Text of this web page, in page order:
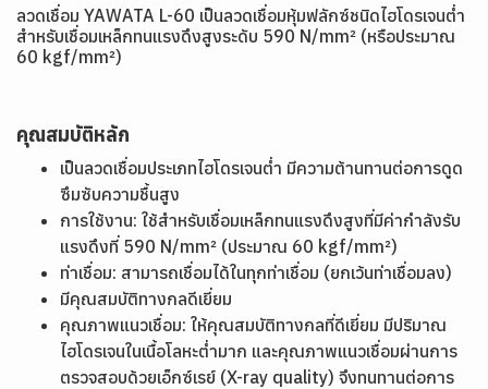
ลวดเชื่อม YAWATA L-60 เป็นลวดเชื่อมหุ้มฟลักซ์ชนิดไฮโดรเจนต่ำ
สำหรับเชื่อมเหล็กทนแรงดึงสูงระดับ 590 N/mm² (หรือประมาณ
60 kgf/mm²)
คุณสมบัติหลัก
เป็นลวดเชื่อมประเภทไฮโดรเจนต่ำ มีความต้านทานต่อการดูด
ซึมซับความชื้นสูง
การใช้งาน: ใช้สำหรับเชื่อมเหล็กทนแรงดึงสูงที่มีค่ากำลังรับ
แรงดึงที่ 590 N/mm² (ประมาณ 60 kgf/mm²)
ท่าเชื่อม: สามารถเชื่อมได้ในทุกท่าเชื่อม (ยกเว้นท่าเชื่อมลง)
มีคุณสมบัติทางกลดีเยี่ยม
คุณภาพแนวเชื่อม: ให้คุณสมบัติทางกลที่ดีเยี่ยม มีปริมาณ
ไฮโดรเจนในเนื้อโลหะต่ำมาก และคุณภาพแนวเชื่อมผ่านการ
ตรวจสอบด้วยเอ็กซ์เรย์ (X-ray quality) จึงทนทานต่อการ